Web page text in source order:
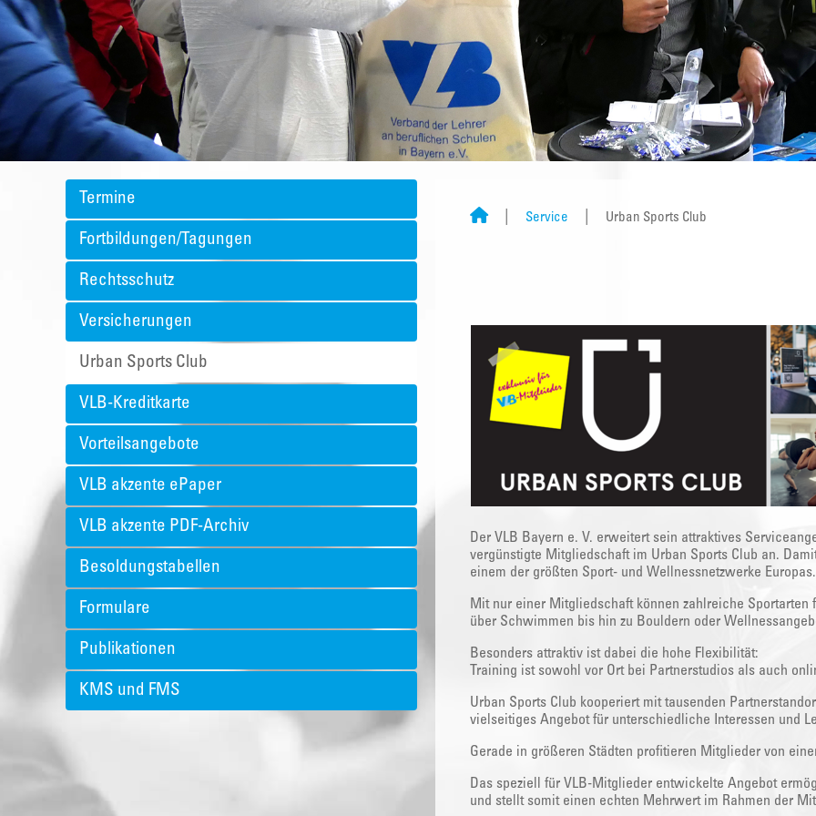
Termine
Fortbildungen/Tagungen
Rechtsschutz
Versicherungen
Urban Sports Club
VLB-Kreditkarte
Vorteilsangebote
VLB akzente ePaper
VLB akzente PDF-Archiv
Besoldungstabellen
Formulare
Publikationen
KMS und FMS
Service Urban Sports Club
Der VLB Bayern e. V. erweitert sein attraktives
vergünstigte Mitgliedschaft im Urban Sports Club an.
einem der größten Sport- und Wellnessnetzwerke Europas.
Mit nur einer Mitgliedschaft können zahlreiche
über Schwimmen bis hin zu Bouldern oder
Besonders attraktiv ist dabei die hohe Flexibilität:
Training ist sowohl vor Ort bei Partnerstudios als auch
Urban Sports Club kooperiert mit tausenden
vielseitiges Angebot für unterschiedliche Interessen und
Gerade in größeren Städten profitieren Mitglieder von
Das speziell für VLB-Mitglieder entwickelte Angebot
und stellt somit einen echten Mehrwert im Rahmen der